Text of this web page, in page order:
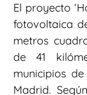
El proyecto
fotovoltaica
metros
de 41
municipios
Madrid.